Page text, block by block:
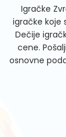
Igračke
igračke koje
Dečije
cene.
osnovne